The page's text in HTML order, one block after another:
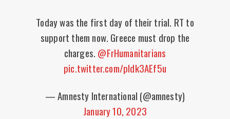
Today was the first day of their trial. RT to
support them now. Greece must drop the
charges. @FrHumanitarians
pic.twitter.com/pIdk3AEf5u
— Amnesty International (@amnesty)
January 10, 2023